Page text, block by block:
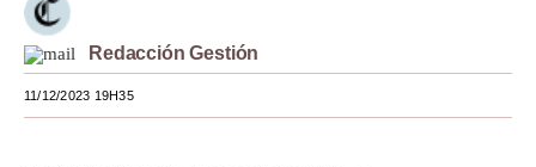
Viajes
Moda
Estilos
Redacción Gestión
11/12/2023 19H35